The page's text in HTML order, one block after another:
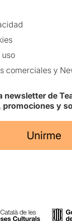
comerciales y
newsletter de
promociones y
Unirme